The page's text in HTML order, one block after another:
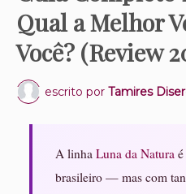
Qual a Melhor
Você? (Review
escrito por Tamires
A linha Luna da Natura
brasileiro — mas com